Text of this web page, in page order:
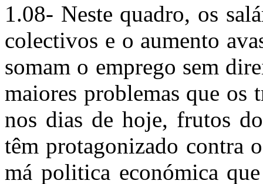
1.08- Neste quadro, os
colectivos e o aumento
somam o emprego sem
maiores problemas que os
nos dias de hoje, frutos
têm protagonizado contra
má politica económica